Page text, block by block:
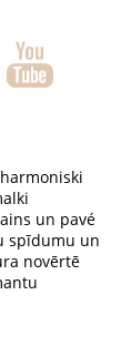
un pavé
spīdumu un
novērtē